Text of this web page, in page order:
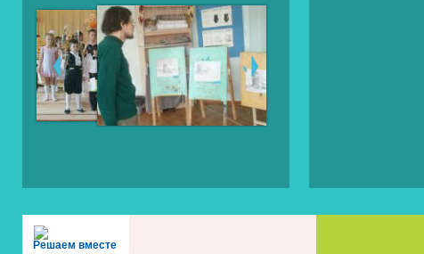
Решаем вместе